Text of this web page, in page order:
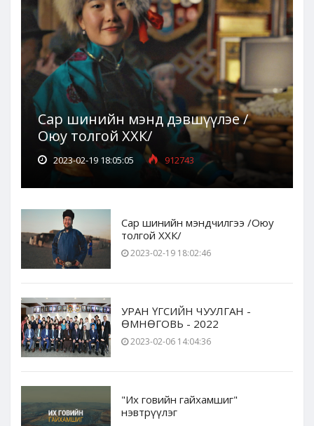
Сар шинийн мэнд дэвшүүлэе /
Оюу толгой ХХК/
2023-02-19 18:05:05 912743
Сар шинийн мэндчилгээ /Оюу
толгой ХХК/
2023-02-19 18:02:46
УРАН ҮГСИЙН ЧУУЛГАН -
ӨМНӨГОВЬ - 2022
2023-02-06 14:04:36
"Их говийн гайхамшиг"
нэвтрүүлэг